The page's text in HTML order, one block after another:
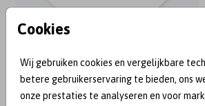
Cookies
Wij gebruiken cookies en vergelijkbare
betere gebruikerservaring te bieden, ons
onze prestaties te analyseren en voor
BEKEND VAN: